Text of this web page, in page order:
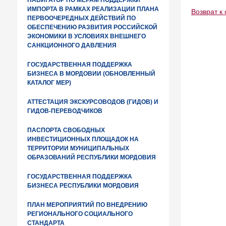
ИМПОРТА В РАМКАХ РЕАЛИЗАЦИИ ПЛАНА
ПЕРВООЧЕРЕДНЫХ ДЕЙСТВИЙ ПО
ОБЕСПЕЧЕНИЮ РАЗВИТИЯ РОССИЙСКОЙ
ЭКОНОМИКИ В УСЛОВИЯХ ВНЕШНЕГО
САНКЦИОННОГО ДАВЛЕНИЯ
ГОСУДАРСТВЕННАЯ ПОДДЕРЖКА
БИЗНЕСА В МОРДОВИИ (ОБНОВЛЕННЫЙ
КАТАЛОГ МЕР)
АТТЕСТАЦИЯ ЭКСКУРСОВОДОВ (ГИДОВ) И
ГИДОВ-ПЕРЕВОДЧИКОВ
ПАСПОРТА СВОБОДНЫХ
ИНВЕСТИЦИОННЫХ ПЛОЩАДОК НА
ТЕРРИТОРИИ МУНИЦИПАЛЬНЫХ
ОБРАЗОВАНИЙ РЕСПУБЛИКИ МОРДОВИЯ
ГОСУДАРСТВЕННАЯ ПОДДЕРЖКА
БИЗНЕСА РЕСПУБЛИКИ МОРДОВИЯ
ПЛАН МЕРОПРИЯТИЙ ПО ВНЕДРЕНИЮ
РЕГИОНАЛЬНОГО СОЦИАЛЬНОГО
СТАНДАРТА
Возврат к